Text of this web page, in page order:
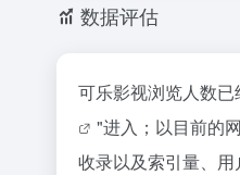
数据评估
可乐影视浏览人数
"进入；以目前的
收录以及索引量、